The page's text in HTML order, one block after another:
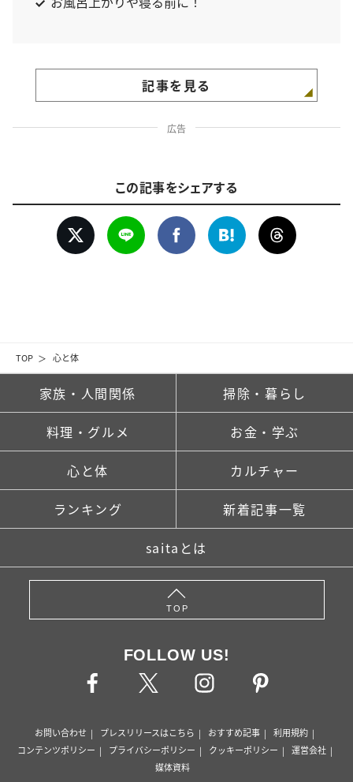
TOP 心と体
記事を見る
広告
この記事をシェアする
家族・人間関係 掃除・暮らし
料理・グルメ お金・学ぶ
心と体 カルチャー
ランキング 新着記事一覧
saitaとは
TOP
FOLLOW US!
お問い合わせ プレスリリースはこちら おすすめ記事
利用規約
コンテンツポリシー
プライバシーポリシー クッキーポリシー
運営会社
媒体資料